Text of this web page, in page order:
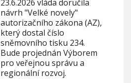
23.6.2026 vláda doručila
návrh "Velké novely"
autorizačního zákona (AZ),
který dostal číslo
sněmovního tisku 234.
Bude projednán Výborem
pro veřejnou správu a
regionální rozvoj.